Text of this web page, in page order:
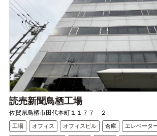
読売新聞鳥栖工場
佐賀県鳥栖市田代本町１１７７－２
工場 オフィス オフィスビル 倉庫 エレベータ